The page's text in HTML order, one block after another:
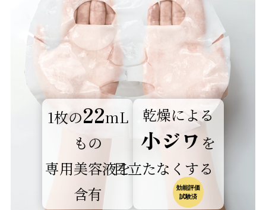
1枚の22mL
もの
専用美容液を
含有
乾燥による
小ジワ を
目立たなくする
効能評価
試験済